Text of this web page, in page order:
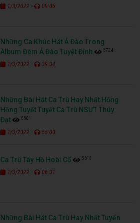
1/3/2022 - 09:06
Những Ca Khúc Hát Ả Đào Trong
Album Đêm Ả Đào Tuyệt Đỉnh
5724
1/3/2022 - 39:34
Những Bài Hát Ca Trù Hay Nhất Hồng
Hồng Tuyết Tuyết Ca Trù NSƯT Thúy
Đạt
5581
1/3/2022 - 55:00
Ca Trù Tây Hồ Hoài Cổ 5613
1/3/2022 - 06:31
Những Bài Hát Ca Trù Hay Nhất Tuyển